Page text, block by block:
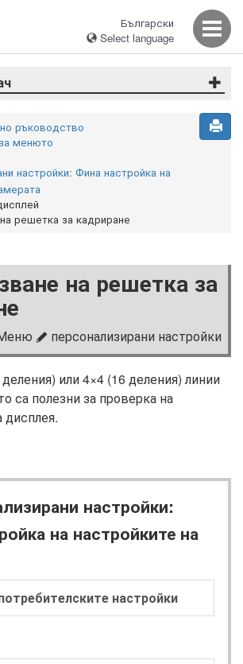
Български
Select language
ръководство
менюто
настройки: Фина настройка на
решетка за кадриране
на решетка за
A персонализирани настройки
или 4×4 (16 деления) линии
са полезни за проверка на
дисплея.
настройки:
на настройките на
настройки